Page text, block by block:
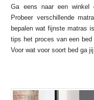
Ga eens naar een winkel
Probeer verschillende
bepalen wat fijnste matras
tips het proces van een
Voor wat voor soort bed ga